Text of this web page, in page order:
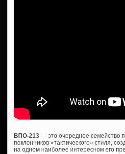
ВПО-213 — это очередное семейство
поклонников «тактического» стиля,
на одном наиболее интересном его